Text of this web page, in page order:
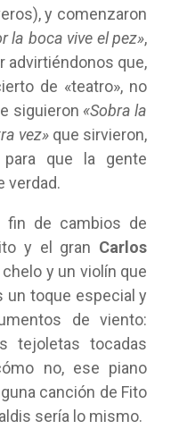
y comenzaron
la boca vive el pez»,
advirtiéndonos que,
de «teatro», no
siguieron «Sobra la
vez» que sirvieron,
que la gente
verdad.
fin de cambios de
y el gran Carlos
chelo y un violín que
un toque especial y
de viento:
tejoletas tocadas
no, ese piano
canción de Fito
sería lo mismo.